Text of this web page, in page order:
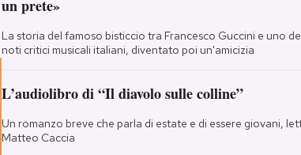
un prete»
La storia del famoso bisticcio tra Francesco Guccini e uno
noti critici musicali italiani, diventato poi un'amicizia
L’audiolibro di “Il diavolo sulle colline”
Un romanzo breve che parla di estate e di essere giovani,
Matteo Caccia